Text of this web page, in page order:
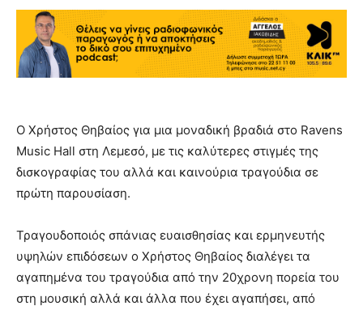
Ο Χρήστος Θηβαίος για μια μοναδική βραδιά στο Ravens
Music Hall στη Λεμεσό, με τις καλύτερες στιγμές της
δισκογραφίας του αλλά και καινούρια τραγούδια σε
πρώτη παρουσίαση.
Τραγουδοποιός σπάνιας ευαισθησίας και ερμηνευτής
υψηλών επιδόσεων ο Χρήστος Θηβαίος διαλέγει τα
αγαπημένα του τραγούδια από την 20χρονη πορεία του
στη μουσική αλλά και άλλα που έχει αγαπήσει, από